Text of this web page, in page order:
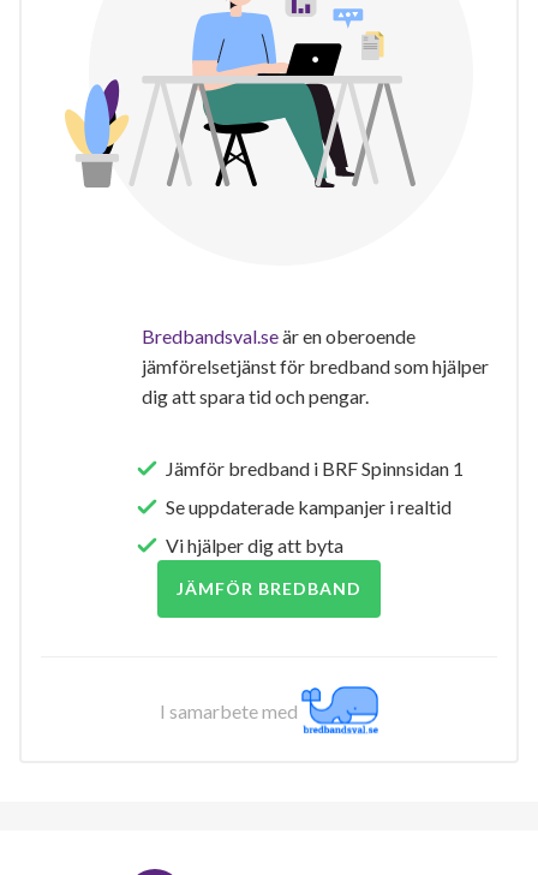
Bredbandsval.seär en oberoende
jämförelsetjänst för bredband som hjälper
dig att spara tid och pengar.
Jämför bredband i BRF Spinnsidan 1
Se uppdaterade kampanjer i realtid
Vi hjälper dig att byta
JÄMFÖR BREDBAND
I samarbete med